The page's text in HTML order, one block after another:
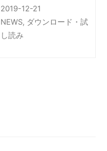
格の教科書書き込み式ハ
ンドブック2021就職
版」
2019-12-21
NEWS, ダウンロード・試
し読み